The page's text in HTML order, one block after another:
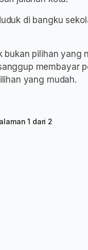
di bangku
pilihan yang
membayar
yang mudah.
1 dari 2